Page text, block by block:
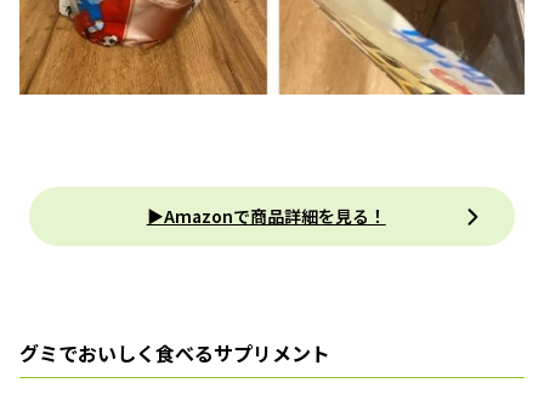
▶Amazonで商品詳細を見る！
グミでおいしく食べるサプリメント